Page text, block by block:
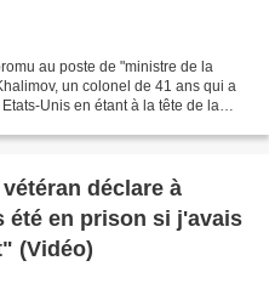
au poste de "ministre de la
un colonel de 41 ans qui a
Unis en étant à la tête de la
déclare à
en prison si j'avais
(Vidéo)